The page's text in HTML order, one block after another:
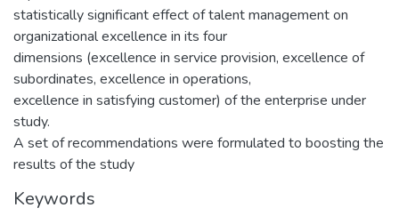
statistically significant effect of talent management on
organizational excellence in its four
dimensions (excellence in service provision, excellence of
subordinates, excellence in operations,
excellence in satisfying customer) of the enterprise under
study.
A set of recommendations were formulated to boosting the
results of the study
Keywords